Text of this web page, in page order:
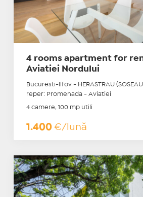
4 rooms apartment for
Aviatiei Nordului
Bucuresti-Ilfov - HERASTRAU
reper: Promenada - Aviatiei
4 camere, 100 mp utili
1.400 €/lună